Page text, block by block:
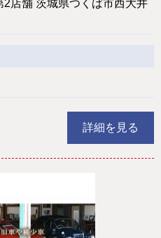
店舗 茨城県つくば市西大井
詳細を見る